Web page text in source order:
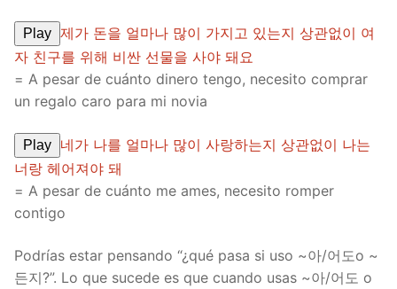
Play 제가 돈을 얼마나 많이 가지고 있는지 상관없이 여
자 친구를 위해 비싼 선물을 사야 돼요
= A pesar de cuánto dinero tengo, necesito comprar
un regalo caro para mi novia
Play
네가 나를 얼마나 많이 사랑하는지 상관없이 나는
너랑 헤어져야 돼
= A pesar de cuánto me ames, necesito romper
contigo
Podrías estar pensando “¿qué pasa si uso ~아/어도o ~
든지?”. Lo que sucede es que cuando usas ~아/어도 o